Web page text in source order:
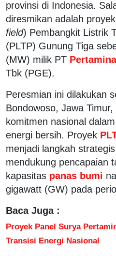
provinsi di Indonesia.
diresmikan adalah
field) Pembangkit Listrik
(PLTP) Gunung Tiga
(MW) milik PT
Tbk (PGE).
Peresmian ini dilakukan
Bondowoso, Jawa
komitmen nasional
energi bersih. Proyek
menjadi langkah strategis
mendukung pencapaian
kapasitas panas bumi
gigawatt (GW) pada
Baca Juga :
Proyek Panel Surya
Transisi Energi Nasional